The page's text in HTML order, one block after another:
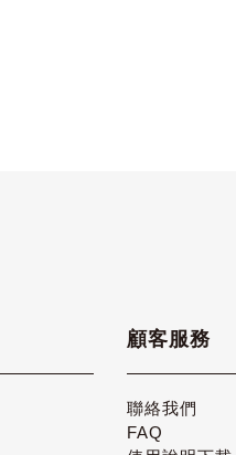
顧客服務
聯絡我們
FAQ